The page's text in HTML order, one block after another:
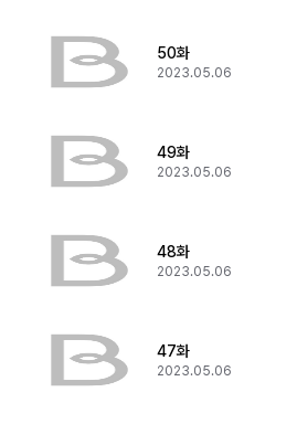
50화
2023.05.06
49화
2023.05.06
48화
2023.05.06
47화
2023.05.06